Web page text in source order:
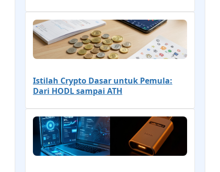
Istilah Crypto Dasar untuk Pemula:
Dari HODL sampai ATH